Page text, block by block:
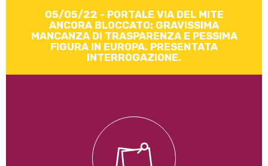
05/05/22 - PORTALE VIA DEL MITE
ANCORA BLOCCATO: GRAVISSIMA
MANCANZA DI TRASPARENZA E PESSIMA
FIGURA IN EUROPA. PRESENTATA
INTERROGAZIONE.
Leggi di più
Depositata una interrogazione parlamentare sulla
discarica Linea Ambiente di Grottaglie mentre a nella
provincia di Taranto, l'Ente provinciale continua ad